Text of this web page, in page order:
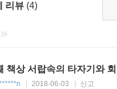
체에 대해 마치 용의자를
스토커가 된다. 우리는 어
이야기 세계
로 타자를 치면서 끊임없
리뷰 (4)
책상 서랍속의 타자기와
2018-06-03 신고